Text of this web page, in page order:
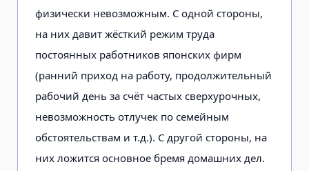
физически невозможным. С одной стороны,
на них давит жёсткий режим труда
постоянных работников японских фирм
(ранний приход на работу, продолжительный
рабочий день за счёт частых сверхурочных,
невозможность отлучек по семейным
обстоятельствам и т.д.). С другой стороны, на
них ложится основное бремя домашних дел.